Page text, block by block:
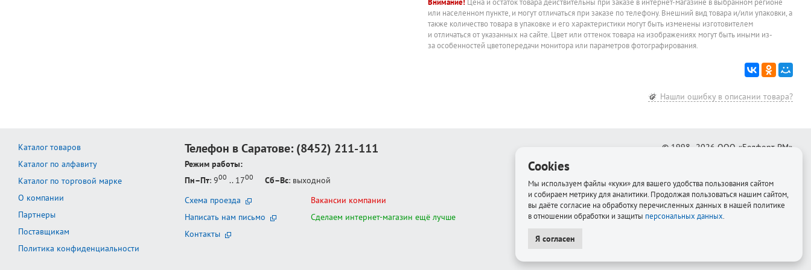
Внимание! Цена и остаток товара действительны при заказе в интернет-магазине в выбранном регионе
или населенном пункте, и могут отличаться при заказе по телефону. Внешний вид товара и/или упаковки, а
также количество товара в упаковке и его характеристики могут быть изменены изготовителем
и отличаться от указанных на сайте. Цвет или оттенок товара на изображениях могут быть иными из-
за особенностей цветопередачи монитора или параметров фотографирования.
Нашли ошибку в описании товара?
Каталог товаров
Каталог по алфавиту
Каталог по торговой марке
О компании
Партнеры
Поставщикам
Политика конфиденциальности
Телефон в Саратове: (8452) 211-111
Режим работы:
Пн–Пт: 900 .. 1700 Сб–Вс: выходной
Схема проезда
Написать нам письмо
Контакты
Вакансии компании
Сделаем интернет-магазин ещё лучше
© 1998–2026 ООО «Белфорт-РМ»
Cookies
Мы используем файлы «куки» для вашего удобства пользования сайтом
и собираем метрику для аналитики. Продолжая пользоваться нашим сайтом,
вы даёте согласие на обработку перечисленных данных в нашей политике
в отношении обработки и защиты персональных данных
Я согласен